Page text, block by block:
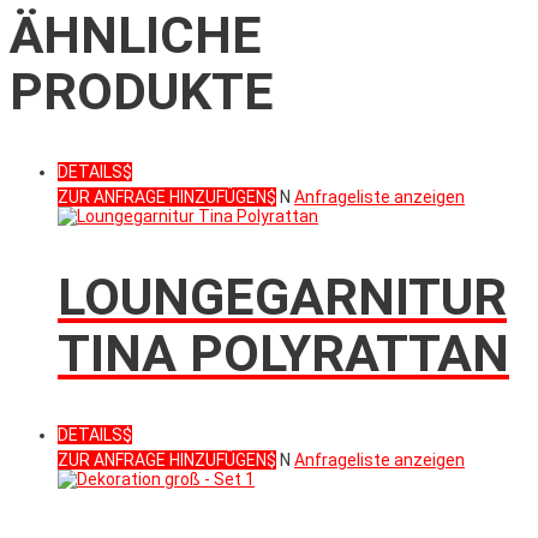
ÄHNLICHE
PRODUKTE
DETAILS
ZUR ANFRAGE HINZUFÜGEN
N Anfrageliste anzeigen
LOUNGEGARNITUR
TINA POLYRATTAN
DETAILS
ZUR ANFRAGE HINZUFÜGEN
N Anfrageliste anzeigen